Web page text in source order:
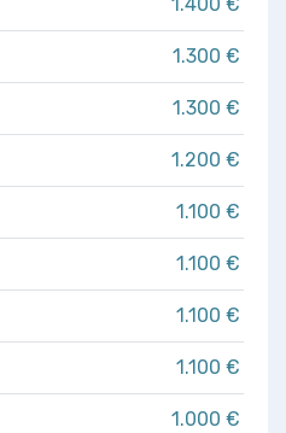
1.300 €
1.300 €
1.200 €
1.100 €
1.100 €
1.100 €
1.100 €
1.000 €